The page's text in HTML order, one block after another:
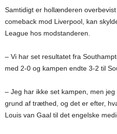
Samtidigt er hollænderen
comeback mod Liverpool, kan
League hos modstanderen.
– Vi har set resultatet fra
med 2-0 og kampen endte 3-2 til
– Jeg har ikke set kampen, men
grund af træthed, og det er efter,
Louis van Gaal til det engelske